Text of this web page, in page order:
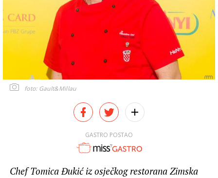
foto: Gault&Millau
GASTRO POSTAO
Chef Tomica Đukić iz osječkog restorana Zimska